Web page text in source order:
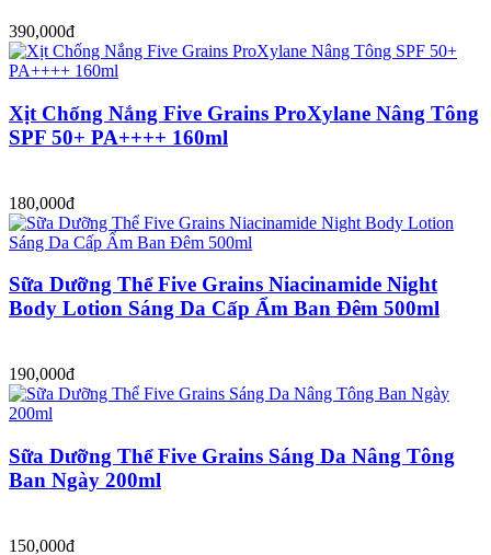
390,000đ
Xịt Chống Nắng Five Grains ProXylane Nâng Tông
SPF 50+ PA++++ 160ml
180,000đ
Sữa Dưỡng Thể Five Grains Niacinamide Night
Body Lotion Sáng Da Cấp Ẩm Ban Đêm 500ml
190,000đ
Sữa Dưỡng Thể Five Grains Sáng Da Nâng Tông
Ban Ngày 200ml
150,000đ